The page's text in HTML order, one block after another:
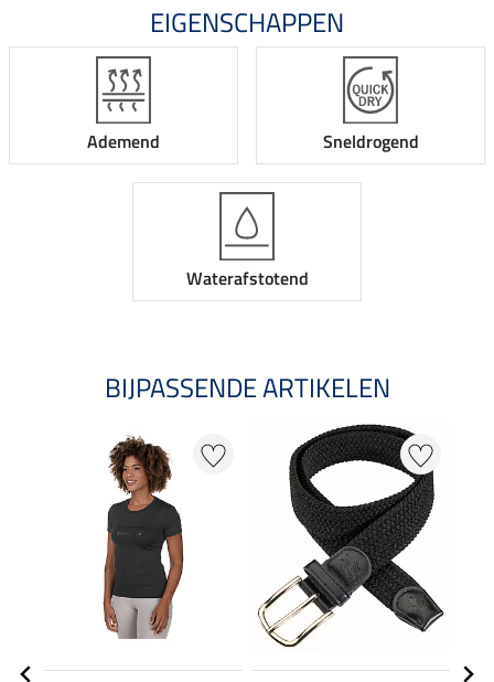
EIGENSCHAPPEN
Ademend Sneldrogend
Waterafstotend
BIJPASSENDE ARTIKELEN